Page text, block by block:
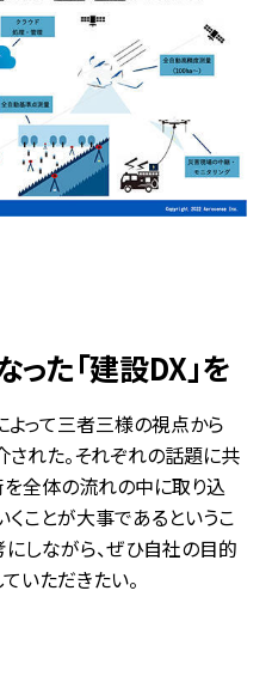
た「建設DX」を
って三者三様の視点から
された。それぞれの話題に共
を全体の流れの中に取り込
ことが大事であるというこ
しながら、ぜひ自社の目的
いただきたい。